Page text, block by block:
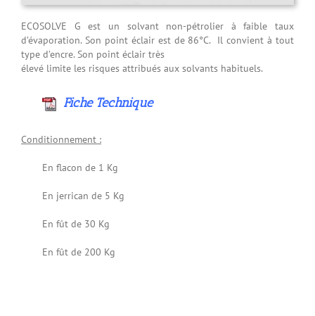
ECOSOLVE G est un solvant non-pétrolier à faible taux
d’évaporation. Son point éclair est de 86°C. Il convient à tout
type d’encre. Son point éclair très
élevé limite les risques attribués aux solvants habituels.
Fiche Technique
Conditionnement :
En flacon de 1 Kg
En jerrican de 5 Kg
En fût de 30 Kg
En fût de 200 Kg